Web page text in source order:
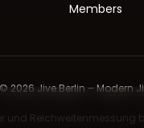
Members
© 2026 Jive.Berlin – Modern
und Reichweitenmessung